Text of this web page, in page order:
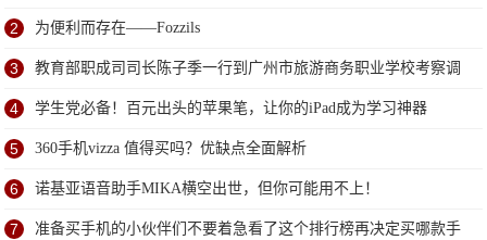
2 为便利而存在——Fozzils
3 教育部职成司司长陈子季一行到广州市旅游商务职业学校考察调
研
4 学生党必备！百元出头的苹果笔，让你的iPad成为学习神器
5 360手机vizza 值得买吗？优缺点全面解析
6 诺基亚语音助手MIKA横空出世，但你可能用不上！
7 准备买手机的小伙伴们不要着急看了这个排行榜再决定买哪款手